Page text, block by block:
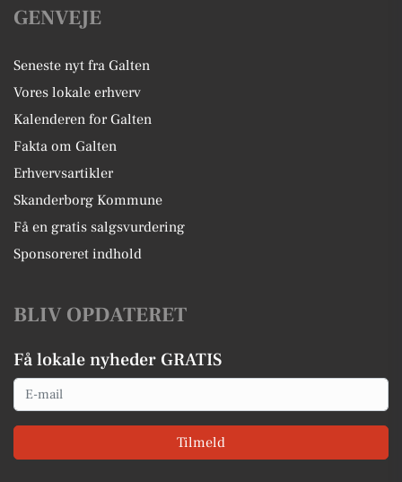
GENVEJE
Seneste nyt fra Galten
Vores lokale erhverv
Kalenderen for Galten
Fakta om Galten
Erhvervsartikler
Skanderborg Kommune
Få en gratis salgsvurdering
Sponsoreret indhold
BLIV OPDATERET
Få lokale nyheder GRATIS
Email
Tilmeld